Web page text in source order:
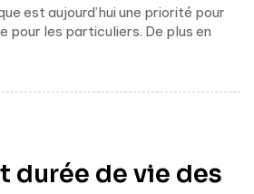
est aujourd’hui une priorité pour
pour les particuliers. De plus en
durée de vie des